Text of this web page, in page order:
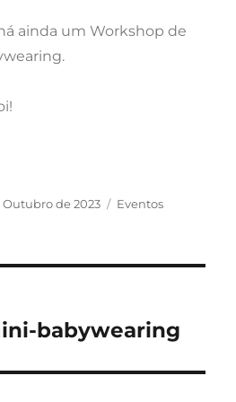
há ainda um Workshop de
Outubro de 2023 Categorias
Eventos
babywearing